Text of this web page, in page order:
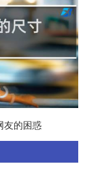
友的困惑